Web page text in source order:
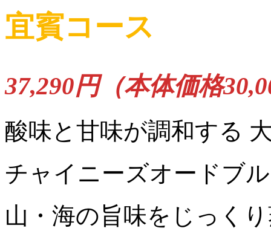
宜賓コース
37,290円（本体価格
酸味と甘味が調和する
チャイニーズオードブル
山・海の旨味をじっく